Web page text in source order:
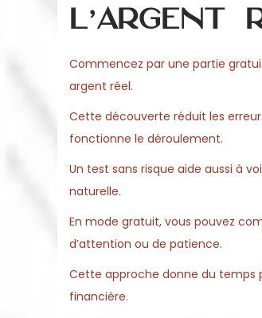
l’argent
Commencez par une partie
argent réel.
Cette découverte réduit les
fonctionne le déroulement.
Un test sans risque aide aussi à
naturelle.
En mode gratuit, vous pouvez
d’attention ou de patience.
Cette approche donne du temps
financière.